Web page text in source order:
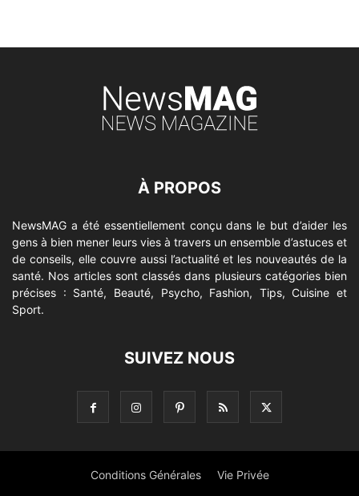
À PROPOS
NewsMAG a été essentiellement conçu dans le but d’aider les
gens à bien mener leurs vies à travers un ensemble d’astuces et
de conseils, elle couvre aussi l’actualité et les nouveautés de la
santé. Nos articles sont classés dans plusieurs catégories bien
précises : Santé, Beauté, Psycho, Fashion, Tips, Cuisine et
Sport.
SUIVEZ NOUS
Conditions Générales Vie Privée